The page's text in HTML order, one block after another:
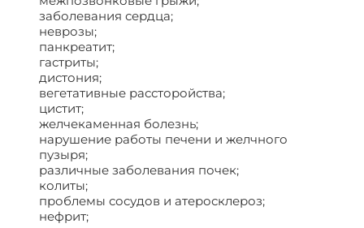
заболевания сердца;
неврозы;
панкреатит;
гастриты;
дистония;
вегетативные рассторойства;
цистит;
желчекаменная болезнь;
нарушение работы печени и желчного
пузыря;
различные заболевания почек;
колиты;
проблемы сосудов и атеросклероз;
нефрит;